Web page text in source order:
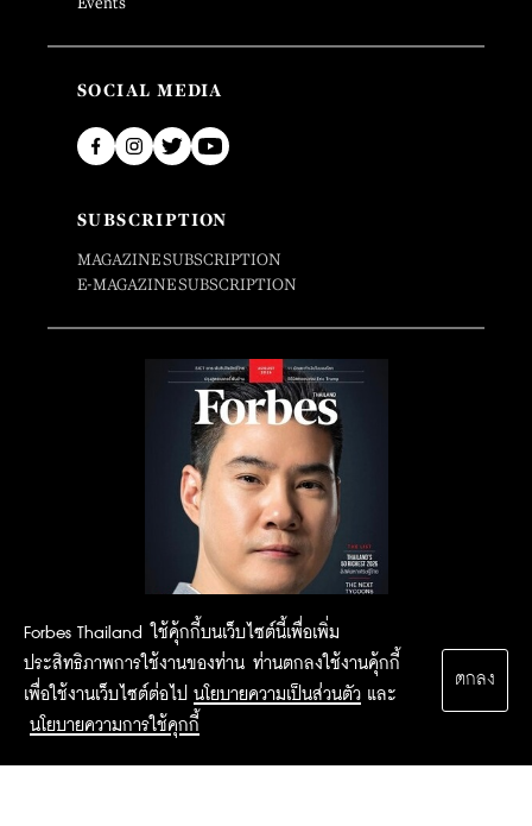
Forbes Thailand ใช้คุ้กกี้บนเว็บไซต์นี้เพื่อเพิ่ม
ประสิทธิภาพการใช้งานของท่าน ท่านตกลงใช้งานคุ้กกี้
เพื่อใช้งานเว็บไซต์ต่อไป นโยบายความเป็นส่วนตัว และ
นโยบายความการใช้คุกกี้
ตกลง
SOCIAL MEDIA
SUBSCRIPTION
MAGAZINE SUBSCRIPTION
E-MAGAZINE SUBSCRIPTION
2015 Forbesthailand.com ALL RIGHTS RESERVED